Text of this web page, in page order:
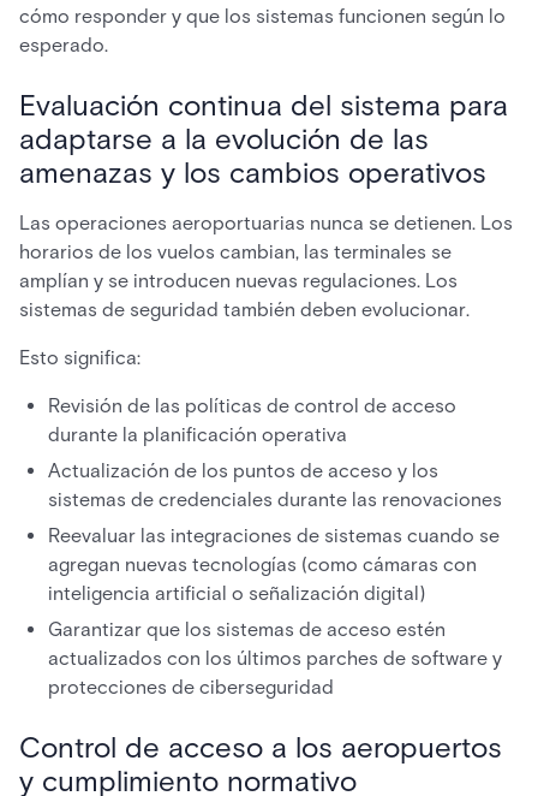
cómo responder y que los sistemas funcionen según lo
esperado.
Evaluación continua del sistema para
adaptarse a la evolución de las
amenazas y los cambios operativos
Las operaciones aeroportuarias nunca se detienen. Los
horarios de los vuelos cambian, las terminales se
amplían y se introducen nuevas regulaciones. Los
sistemas de seguridad también deben evolucionar.
Esto significa:
Revisión de las políticas de control de acceso
durante la planificación operativa
Actualización de los puntos de acceso y los
sistemas de credenciales durante las renovaciones
Reevaluar las integraciones de sistemas cuando se
agregan nuevas tecnologías (como cámaras con
inteligencia artificial o señalización digital)
Garantizar que los sistemas de acceso estén
actualizados con los últimos parches de software y
protecciones de ciberseguridad
Control de acceso a los aeropuertos
y cumplimiento normativo